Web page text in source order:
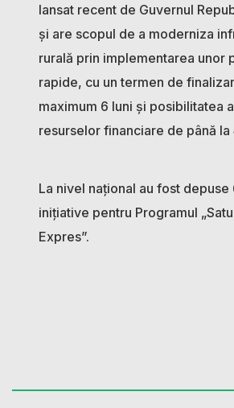
lansat recent de Guvernul
și are scopul de a moderniza
rurală prin implementarea unor
rapide, cu un termen de
maximum 6 luni și posibilitatea
resurselor financiare de până
La nivel național au fost
inițiative pentru Programul
Expres”.